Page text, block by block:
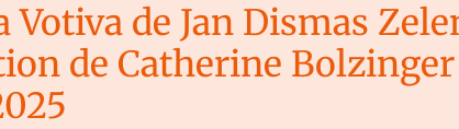
Votiva de Jan Dismas
de Catherine Bolzinger